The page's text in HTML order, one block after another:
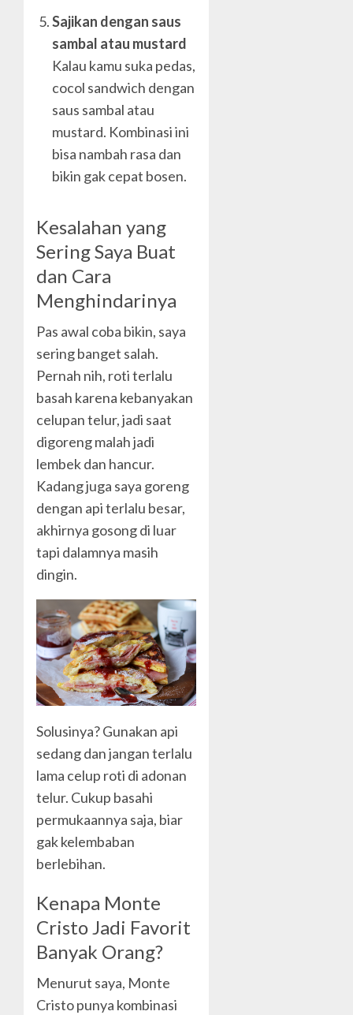
Sajikan dengan saus
sambal atau mustard
Kalau kamu suka pedas,
cocol sandwich dengan
saus sambal atau
mustard. Kombinasi ini
bisa nambah rasa dan
bikin gak cepat bosen.
Kesalahan yang
Sering Saya Buat
dan Cara
Menghindarinya
Pas awal coba bikin, saya
sering banget salah.
Pernah nih, roti terlalu
basah karena kebanyakan
celupan telur, jadi saat
digoreng malah jadi
lembek dan hancur.
Kadang juga saya goreng
dengan api terlalu besar,
akhirnya gosong di luar
tapi dalamnya masih
dingin.
Solusinya? Gunakan api
sedang dan jangan terlalu
lama celup roti di adonan
telur. Cukup basahi
permukaannya saja, biar
gak kelembaban
berlebihan.
Kenapa Monte
Cristo Jadi Favorit
Banyak Orang?
Menurut saya, Monte
Cristo punya kombinasi